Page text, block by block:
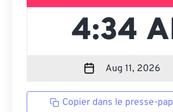
Copier dans le presse-